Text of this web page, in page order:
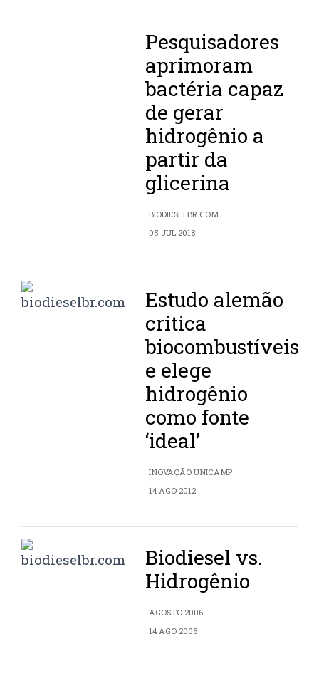
Pesquisadores
aprimoram
bactéria capaz
de gerar
hidrogênio a
partir da
glicerina
BIODIESELBR.COM
05 JUL 2018
Estudo alemão
critica
biocombustíveis
e elege
hidrogênio
como fonte
‘ideal’
INOVAÇÃO UNICAMP
14 AGO 2012
Biodiesel vs.
Hidrogênio
AGOSTO 2006
14 AGO 2006